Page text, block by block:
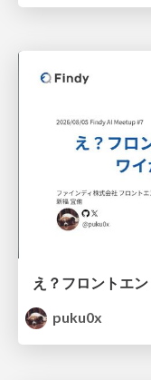
puku0x